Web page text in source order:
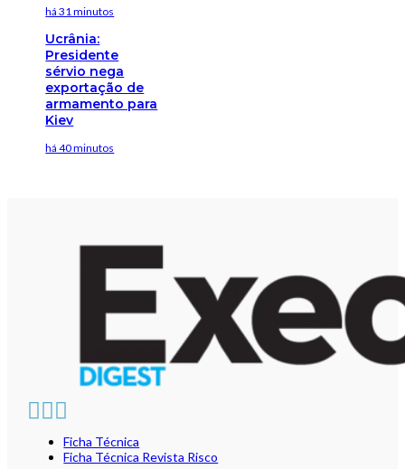
há 31 minutos
Ucrânia:
Presidente
sérvio nega
exportação de
armamento para
Kiev
há 40 minutos
Ficha Técnica
Ficha Técnica Revista Risco